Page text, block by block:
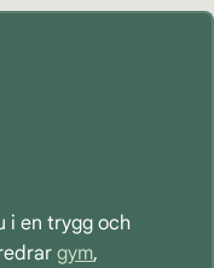
i en trygg och
gym,